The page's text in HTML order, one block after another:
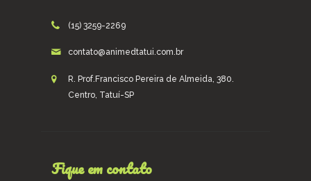
(15) 3259-2269
contato@animedtatui.com.br
R. Prof.Francisco Pereira de Almeida, 380.
Centro, Tatuí-SP
Fique em contato